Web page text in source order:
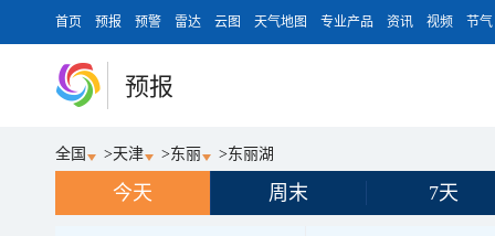
首页 预报 预警 雷达 云图 天气地图 专业产品 资讯 视频 节气
预报
全国 >天津 >东丽 >东丽湖
今天 周末 7天